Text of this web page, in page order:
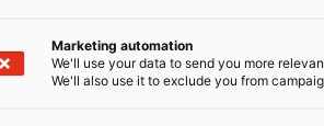
Marketing automation
We'll use your data to send you more
We'll also use it to exclude you from